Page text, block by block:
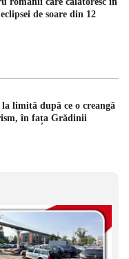
de soare din 12
limită după ce o creangă
în fața Grădinii